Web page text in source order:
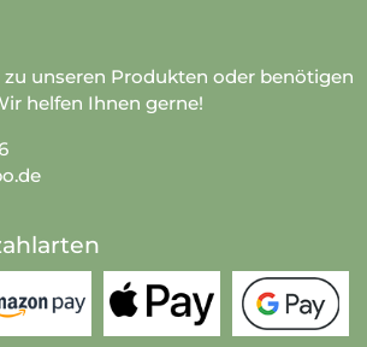
zu unseren Produkten oder benötigen
helfen Ihnen gerne!